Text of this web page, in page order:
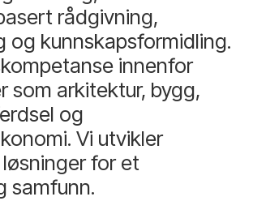
rådgivning,
og kunnskapsformidling.
innenfor
som arkitektur, bygg,
og
Vi utvikler
for et
samfunn.